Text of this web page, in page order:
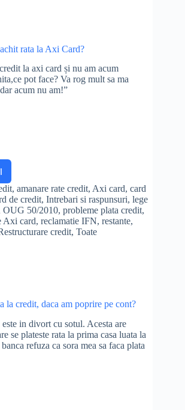
rata la Axi Card?
la axi card și nu am acum
pot face? Va rog mult sa ma
acum nu am!”
, amanare rate credit, Axi card, card
de credit, Intrebari si raspunsuri, lege
OUG 50/2010, probleme plata credit,
Axi card, reclamatie IFN, restante,
credit, Toate
la credit, daca am poprire pe cont?
in divort cu sotul. Acesta are
se plateste rata la prima casa luata la
refuza ca sora mea sa faca plata